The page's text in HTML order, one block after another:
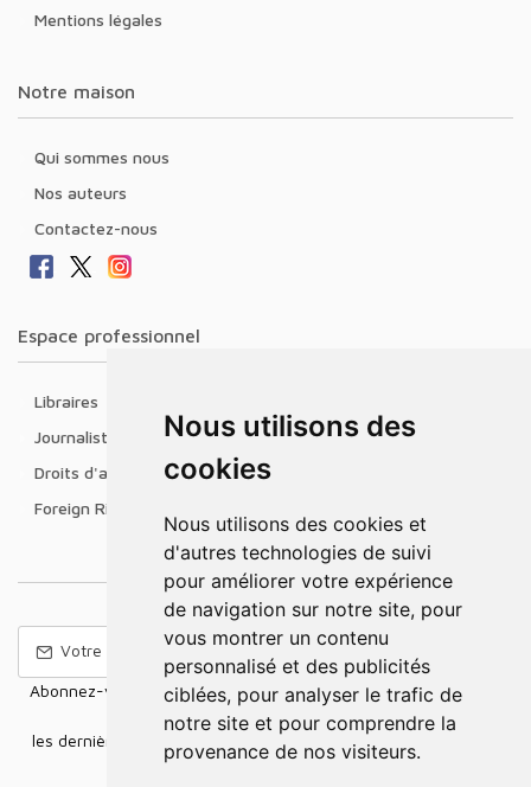
Nous utilisons des
cookies
Nous utilisons des cookies et
d'autres technologies de suivi
pour améliorer votre expérience
de navigation sur notre site, pour
vous montrer un contenu
personnalisé et des publicités
ciblées, pour analyser le trafic de
notre site et pour comprendre la
provenance de nos visiteurs.
Mentions légales
Notre maison
Qui sommes nous
Nos auteurs
Contactez-nous
Espace professionnel
Libraires
Journalistes
Droits d'auteur
Foreign Rights
Abonnez-vous à notre Newsletter pour recevoir nos nouvelles
offres,
les dernières nouvelles, des informations sur les ventes et les
promotions.